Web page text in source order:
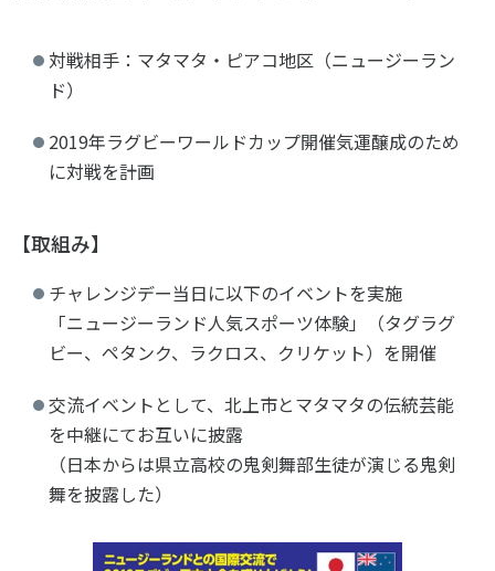
対戦相手：マタマタ・ピアコ地区（ニュージーラン
ド）
2019年ラグビーワールドカップ開催気運醸成のため
に対戦を計画
【取組み】
チャレンジデー当日に以下のイベントを実施
「ニュージーランド人気スポーツ体験」（タグラグ
ビー、ペタンク、ラクロス、クリケット）を開催
交流イベントとして、北上市とマタマタの伝統芸能
を中継にてお互いに披露
（日本からは県立高校の鬼剣舞部生徒が演じる鬼剣
舞を披露した）